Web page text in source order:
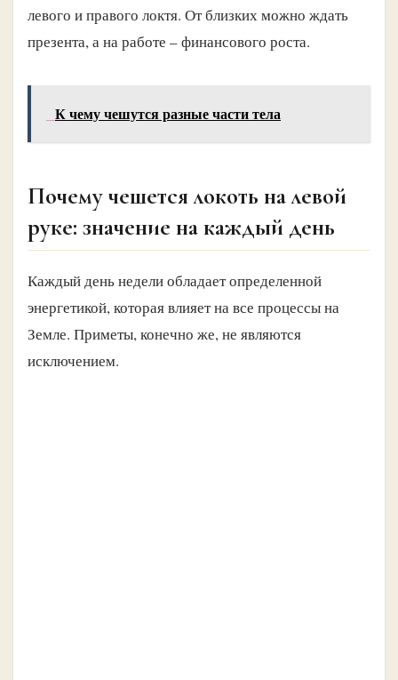
левого и правого локтя. От близких можно ждать
презента, а на работе – финансового роста.
К чему чешутся разные части тела
Почему чешется локоть на левой
руке: значение на каждый день
Каждый день недели обладает определенной
энергетикой, которая влияет на все процессы на
Земле. Приметы, конечно же, не являются
исключением.